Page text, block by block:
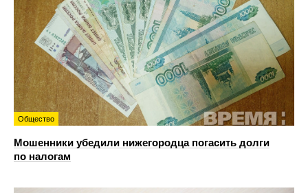
Общество
Мошенники убедили нижегородца погасить долги
по налогам